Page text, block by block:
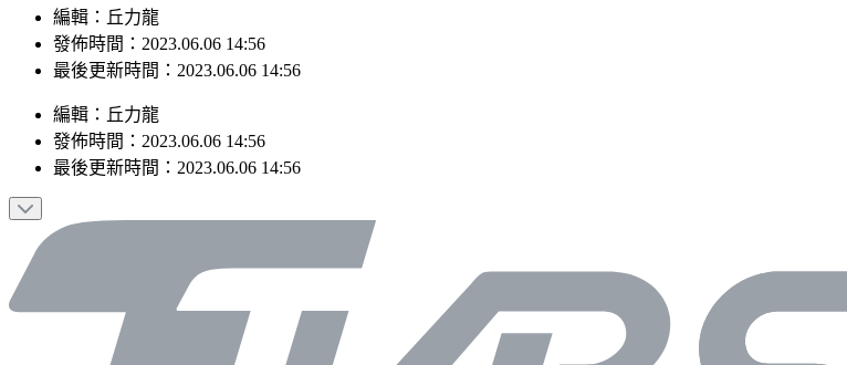
編輯：丘力龍
發佈時間：2023.06.06 14:56
最後更新時間：2023.06.06 14:56
編輯 ： 丘力龍
發佈時間： 2023.06.06 14:56
最後更新時間： 2023.06.06 14:56